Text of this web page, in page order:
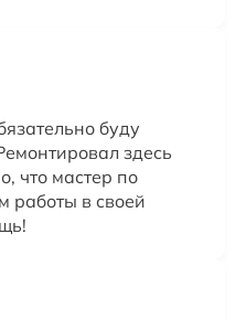
буду
здесь
что мастер по
работы в своей